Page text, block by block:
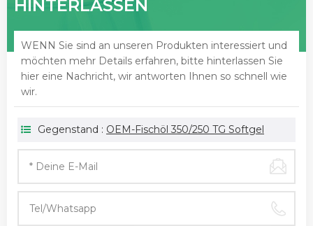
HINTERLASSEN
WENN Sie sind an unseren Produkten interessiert und
möchten mehr Details erfahren, bitte hinterlassen Sie
hier eine Nachricht, wir antworten Ihnen so schnell wie
wir.
Gegenstand : OEM-Fischöl 350/250 TG Softgel